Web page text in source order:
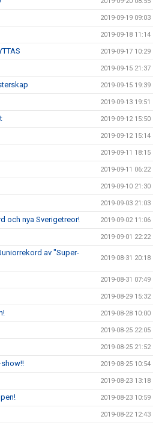
2019-09-19 09:03
2019-09-18 11:14
2019-09-17 10:29
2019-09-15 21:37
2019-09-15 19:39
2019-09-13 19:51
2019-09-12 15:50
2019-09-12 15:14
2019-09-11 18:15
2019-09-11 06:22
2019-09-10 21:30
2019-09-03 21:03
och nya Sverigetreor! 2019-09-02 11:06
2019-09-01 22:22
av "Super-
2019-08-31 20:18
2019-08-31 07:49
2019-08-29 15:32
2019-08-28 10:00
2019-08-25 22:05
2019-08-25 21:52
2019-08-25 10:54
2019-08-23 13:18
2019-08-23 10:59
2019-08-22 12:43